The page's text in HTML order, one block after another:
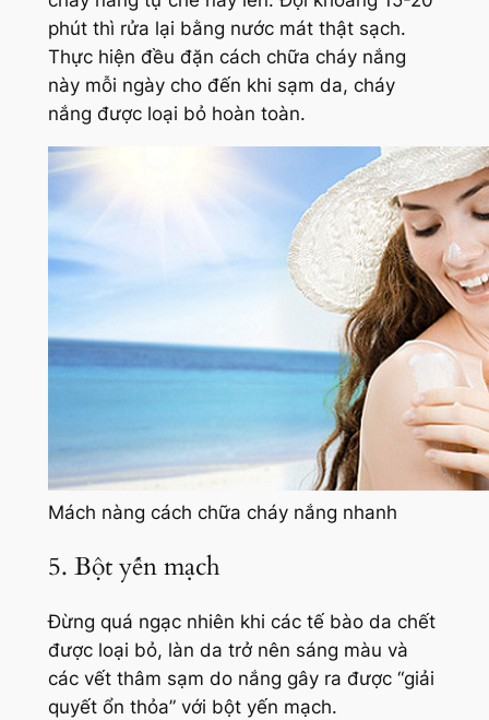
phút thì rửa lại bằng nước mát thật sạch.
Thực hiện đều đặn cách chữa cháy nắng
này mỗi ngày cho đến khi sạm da, cháy
nắng được loại bỏ hoàn toàn.
Mách nàng cách chữa cháy nắng nhanh
5. Bột yến mạch
Đừng quá ngạc nhiên khi các tế bào da chết
được loại bỏ, làn da trở nên sáng màu và
các vết thâm sạm do nắng gây ra được “giải
quyết ổn thỏa”với bột yến mạch.